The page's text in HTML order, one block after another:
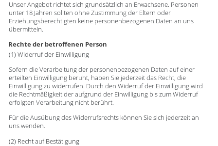
Unser Angebot richtet sich grundsätzlich an Erwachsene. Personen
unter 18 Jahren sollten ohne Zustimmung der Eltern oder
Erziehungsberechtigten keine personenbezogenen Daten an uns
übermitteln.
Rechte der betroffenen Person
(1) Widerruf der Einwilligung
Sofern die Verarbeitung der personenbezogenen Daten auf einer
erteilten Einwilligung beruht, haben Sie jederzeit das Recht, die
Einwilligung zu widerrufen. Durch den Widerruf der Einwilligung wird
die Rechtmäßigkeit der aufgrund der Einwilligung bis zum Widerruf
erfolgten Verarbeitung nicht berührt.
Für die Ausübung des Widerrufsrechts können Sie sich jederzeit an
uns wenden.
(2) Recht auf Bestätigung